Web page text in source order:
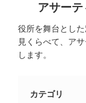
アサー
役所を舞台とし
見くらべて、​ア
します。
カテゴリ